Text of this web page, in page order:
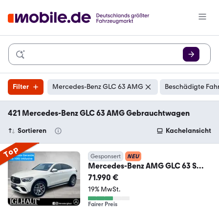
Filter Mercedes-Benz GLC 63 AMG Beschädigte
421 Mercedes-Benz GLC 63 AMG Gebrauchtwagen
Sortieren Kachelansicht
Top Gesponsert NEU
Mercedes-Benz AMG GLC 63 S
4M+ Coupé DISTR AHK PSITZE
71.990 €
19% MwSt.
Fairer Preis